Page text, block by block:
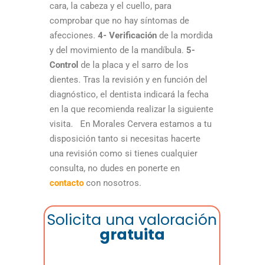
cara, la cabeza y el cuello, para
comprobar que no hay síntomas de
afecciones. 4- Verificación de la mordida
y del movimiento de la mandíbula. 5-
Control de la placa y el sarro de los
dientes. Tras la revisión y en función del
diagnóstico, el dentista indicará la fecha
en la que recomienda realizar la siguiente
visita. En Morales Cervera estamos a tu
disposición tanto si necesitas hacerte
una revisión como si tienes cualquier
consulta, no dudes en ponerte en
contacto con nosotros.
Solicita una valoración
gratuita